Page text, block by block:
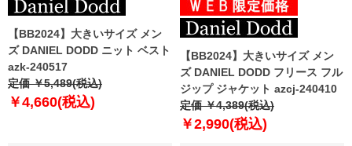
【BB2024】大きいサイズ メン
ズ DANIEL DODD ニット ベスト
azk-240517
定価 ￥5,489(税込)
￥4,660(税込)
【BB2024】大きいサイズ メン
ズ DANIEL DODD フリース フル
ジップ ジャケット azcj-240410
定価 ￥4,389(税込)
￥2,990(税込)